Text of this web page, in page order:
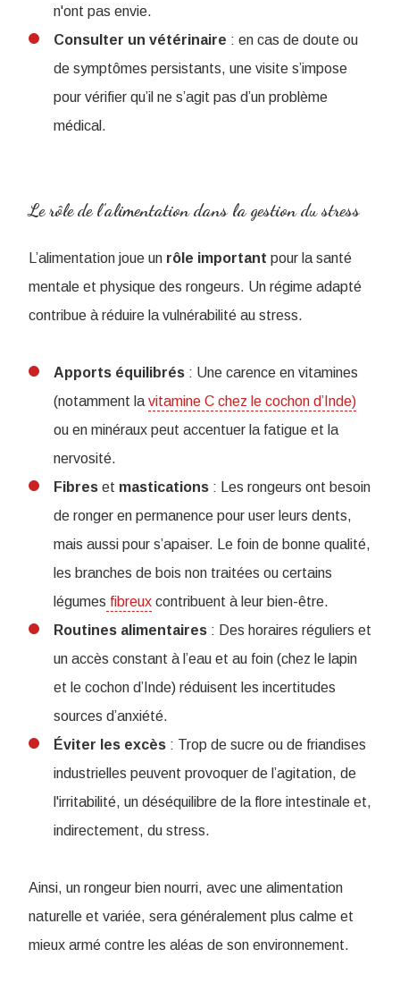
n'ont pas envie.
Consulter un vétérinaire : en cas de doute ou
de symptômes persistants, une visite s’impose
pour vérifier qu’il ne s’agit pas d’un problème
médical.
Le rôle de l’alimentation dans la gestion du stress
L’alimentation joue un rôle important pour la santé
mentale et physique des rongeurs. Un régime adapté
contribue à réduire la vulnérabilité au stress.
Apports équilibrés : Une carence en vitamines
(notamment la vitamine C chez le cochon d’Inde)
ou en minéraux peut accentuer la fatigue et la
nervosité.
Fibres et mastications : Les rongeurs ont besoin
de ronger en permanence pour user leurs dents,
mais aussi pour s’apaiser. Le foin de bonne qualité,
les branches de bois non traitées ou certains
légumes fibreux contribuent à leur bien-être.
Routines alimentaires : Des horaires réguliers et
un accès constant à l’eau et au foin (chez le lapin
et le cochon d’Inde) réduisent les incertitudes
sources d’anxiété.
Éviter les excès : Trop de sucre ou de friandises
industrielles peuvent provoquer de l’agitation, de
l'irritabilité, un déséquilibre de la flore intestinale et,
indirectement, du stress.
Ainsi, un rongeur bien nourri, avec une alimentation
naturelle et variée, sera généralement plus calme et
mieux armé contre les aléas de son environnement.